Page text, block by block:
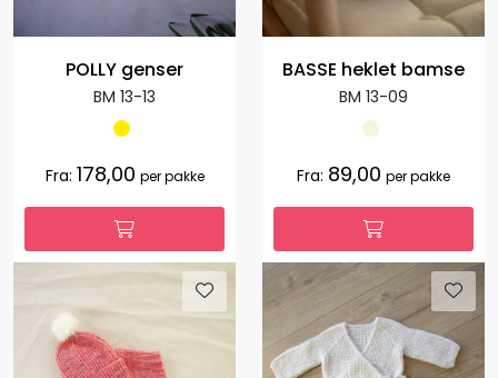
POLLY genser
BM 13-13
Fra: 178,00 per pakke
BASSE heklet bamse
BM 13-09
Fra: 89,00 per pakke